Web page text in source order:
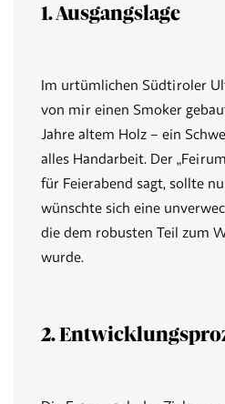
1. Ausgangslage
Im urtümlichen Südtiroler
von mir einen Smoker
Jahre altem Holz – ein
alles Handarbeit. Der
für Feierabend sagt, sollte
wünschte sich eine
die dem robusten Teil zum
wurde.
2.